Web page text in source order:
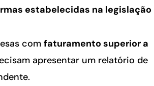
estabelecidas na legislação
com faturamento superior a
apresentar um relatório de